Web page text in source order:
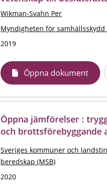
Wikman-Svahn Per
Myndigheten för samhällsskydd
2019
Öppna dokument
Öppna jämförelser :
och brottsförebyggande
Sveriges kommuner och
beredskap (MSB)
2020